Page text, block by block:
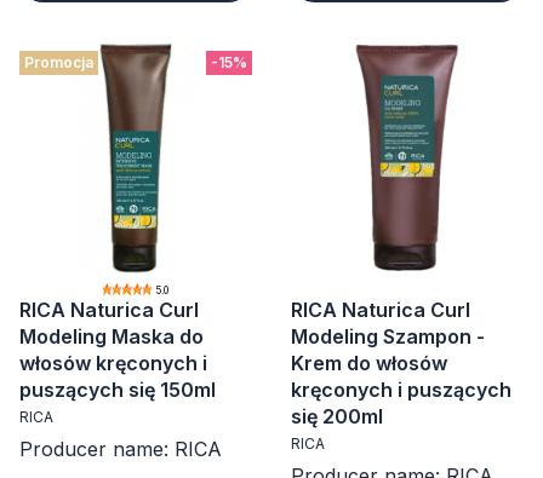
-15%
Promocja
5.0
RICA Naturica Curl
Modeling Maska do
włosów kręconych i
puszących się 150ml
RICA
Producer name: RICA
RICA Naturica Curl
Modeling Szampon -
Krem do włosów
kręconych i puszących
się 200ml
RICA